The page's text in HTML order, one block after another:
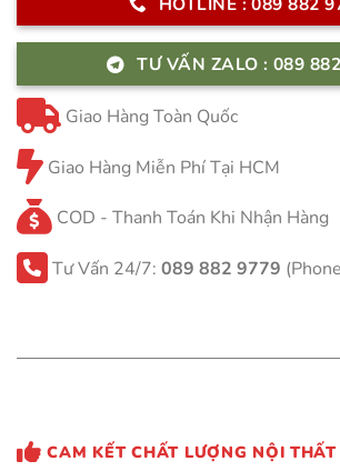
TƯ VẤN ZALO : 089
Giao Hàng Toàn Quốc
Giao Hàng Miễn Phí Tại HCM
COD - Thanh Toán Khi Nhận Hàng
Tư Vấn 24/7: 089 882 9779
CAM KẾT CHẤT LƯỢNG NỘI THẤT